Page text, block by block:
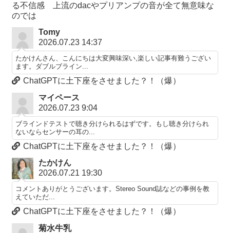
る不信感 上流のdacやプリアンプの音が全て無意味な
のでは
Tomy
2026.07.23 14:37
たかけんさん、こんにちは大変興味深い,楽しい記事有難うござい
ます。ダブルブライン...
ChatGPTに土下座をさせました？！（爆）
マイペース
2026.07.23 9:04
ブラインドテストで聴き分けられるはずです。もし聴き分けられ
ないならセンサーの耳の...
ChatGPTに土下座をさせました？！（爆）
たかけん
2026.07.21 19:30
コメントありがとうございます。Stereo Sound誌などの事例を教
えていただ...
ChatGPTに土下座をさせました？！（爆）
菊水牛乳